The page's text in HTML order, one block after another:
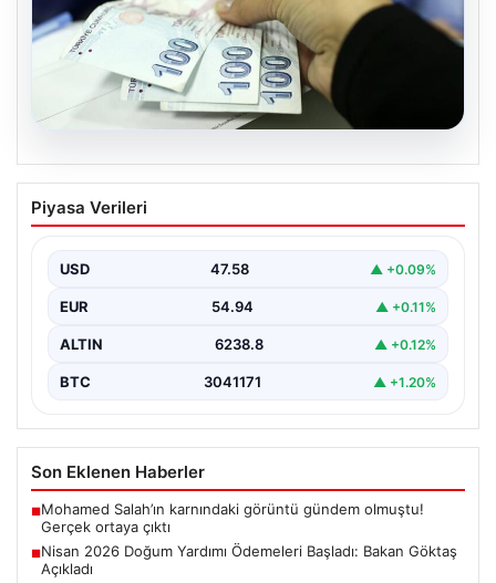
05.08.2026
Nisan 2026 Doğum Yardımı Ödemeleri
Başladı: Bakan Göktaş Açıkladı
ailelerin beklediği şekilde hesaplara yatırılmaya devam
ediyor.…
Piyasa Verileri
USD 47.58 ▲ +0.09%
EUR 54.94 ▲ +0.11%
ALTIN 6238.8 ▲ +0.12%
BTC 3041171 ▲ +1.20%
Son Eklenen Haberler
■Mohamed Salah’ın karnındaki görüntü gündem olmuştu!
Gerçek ortaya çıktı
■Nisan 2026 Doğum Yardımı Ödemeleri Başladı: Bakan Göktaş
Açıkladı